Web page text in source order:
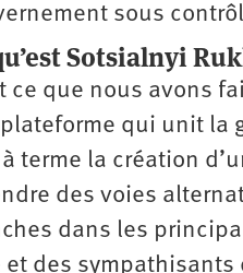
sous
Sotsialnyi
ce que nous avons
qui unit la
terme la création
des voies
dans les
et des sympathisants